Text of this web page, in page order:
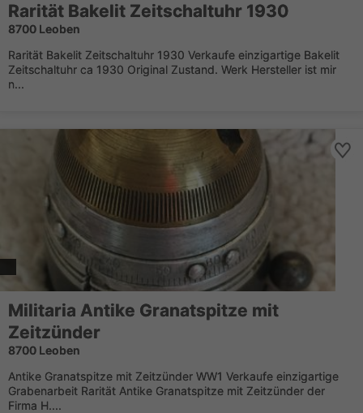
Rarität Bakelit Zeitschaltuhr 1930
8700 Leoben
Rarität Bakelit Zeitschaltuhr 1930 Verkaufe einzigartige Bakelit
Zeitschaltuhr ca 1930 Original Zustand. Werk Hersteller ist mir
n...
Militaria Antike Granatspitze mit
Zeitzünder
8700 Leoben
Antike Granatspitze mit Zeitzünder WW1 Verkaufe einzigartige
Grabenarbeit Rarität Antike Granatspitze mit Zeitzünder der
Firma H....